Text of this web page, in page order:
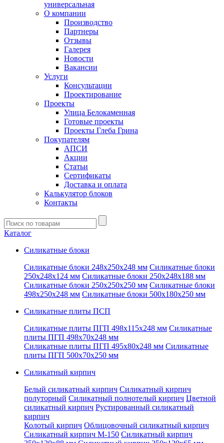
универсальная
О компании
Производство
Партнеры
Отзывы
Галерея
Новости
Вакансии
Услуги
Консультации
Проектирование
Проекты
Улица Белокаменная
Готовые проекты
Проекты Глеба Грина
Покупателям
АПСИ
Акции
Статьи
Сертификаты
Доставка и оплата
Калькулятор блоков
Контакты
Введите
запрос
Каталог
Силикатные блоки
Силикатные блоки 248x250x248 мм Силикатные блоки
250x248x124 мм Силикатные блоки 250x248x188 мм
Силикатные блоки 250x250x250 мм Силикатные блоки
498x250x248 мм Силикатные блоки 500x180x250 мм
Силикатные плиты ПСП
Силикатные плиты ПГП 498x115x248 мм Силикатные
плиты ПГП 498x70x248 мм
Силикатные плиты ПГП 495x80x248 мм Силикатные
плиты ПГП 500x70x250 мм
Силикатный кирпич
Белый силикатный кирпич Силикатный кирпич
полуторный Силикатный полнотелый кирпич Цветной
силикатный кирпич Рустированный силикатный
кирпич
Колотый кирпич Облицовочный силикатный кирпич
Силикатный кирпич М-150 Силикатный кирпич